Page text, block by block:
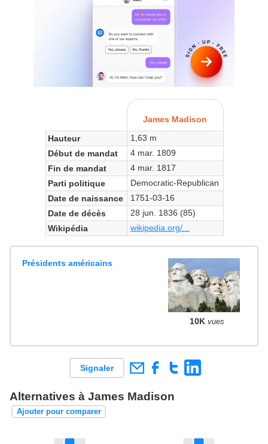
James Madison
Hauteur
1,63 m
Début de mandat
4 mar. 1809
Fin de mandat
4 mar. 1817
Parti politique
Democratic-Republican
Date de naissance
1751-03-16
Date de décès
28 jun. 1836 (85)
Wikipédia
wikipedia.org/...
Présidents américains
10K vues
Signaler
Alternatives à James Madison
Ajouter pour comparer